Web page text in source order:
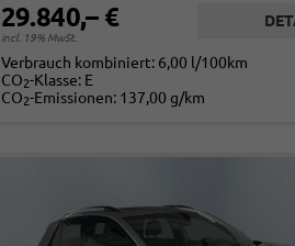
29.840,– €
incl. 19% MwSt.
Verbrauch kombiniert: 6,00 l/100km
CO2-Klasse: E
CO2-Emissionen: 137,00 g/km